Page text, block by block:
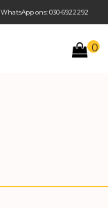
0
ons: 030-6922292